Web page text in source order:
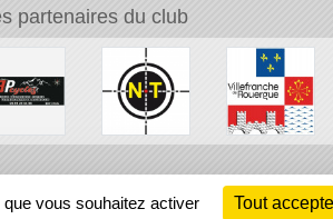
partenaires du club
vous souhaitez activer Tout